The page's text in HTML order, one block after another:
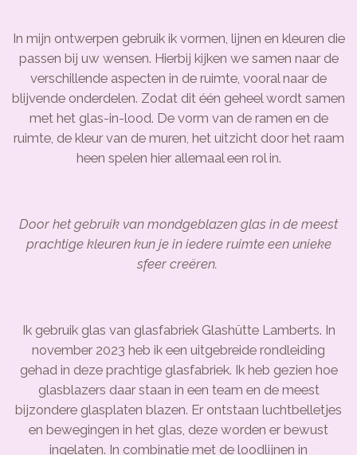
In mijn ontwerpen gebruik ik vormen, lijnen en kleuren die
passen bij uw wensen. Hierbij kijken we samen naar de
verschillende aspecten in de ruimte, vooral naar de
blijvende onderdelen. Zodat dit één geheel wordt samen
met het glas-in-lood. De vorm van de ramen en de
ruimte, de kleur van de muren, het uitzicht door het raam
heen spelen hier allemaal een rol in.
Door het gebruik van mondgeblazen glas in de meest
prachtige kleuren kun je in iedere ruimte een unieke
sfeer creëren.
Ik gebruik glas van glasfabriek Glashütte Lamberts. In
november 2023 heb ik een uitgebreide rondleiding
gehad in deze prachtige glasfabriek. Ik heb gezien hoe
glasblazers daar staan in een team en de meest
bijzondere glasplaten blazen. Er ontstaan luchtbelletjes
en bewegingen in het glas, deze worden er bewust
ingelaten. In combinatie met de loodlijnen in